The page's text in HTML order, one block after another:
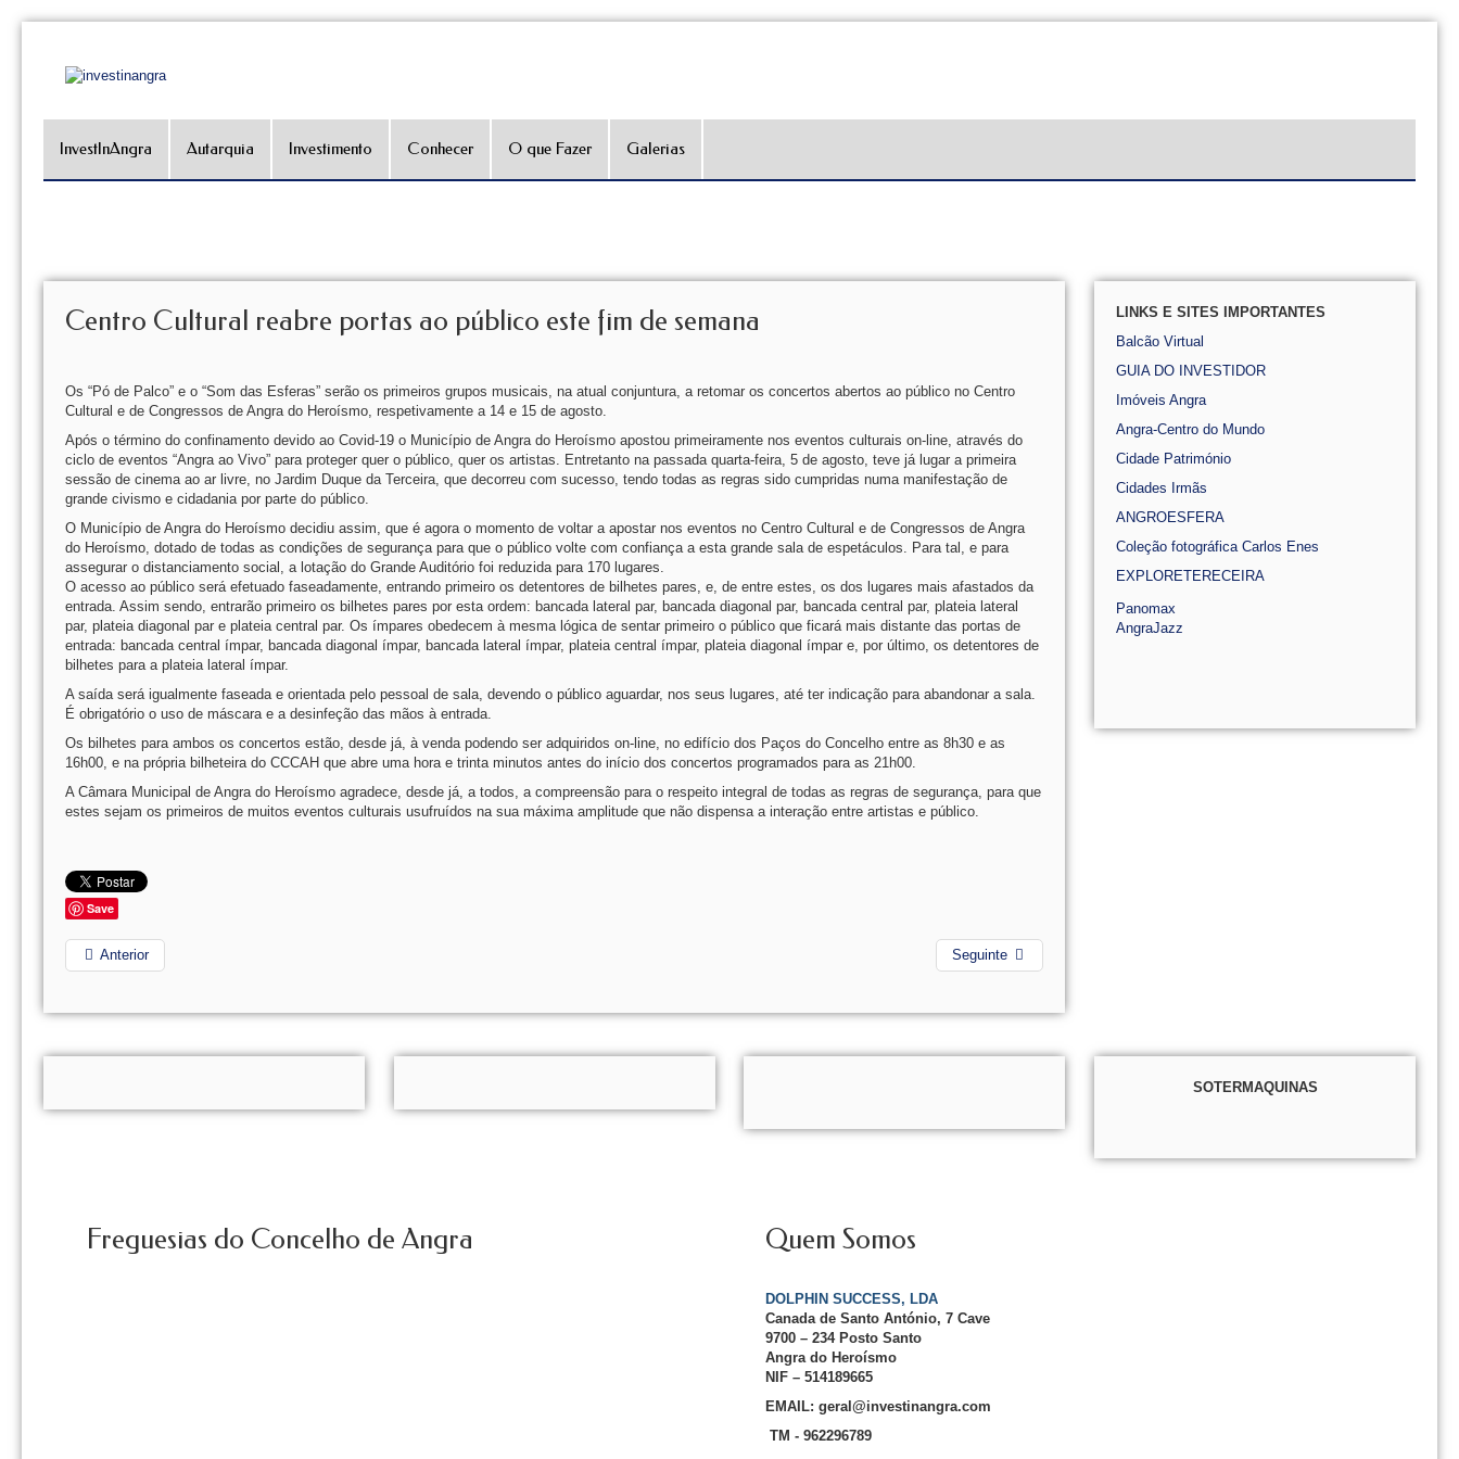
InvestInAngra Autarquia Investimento Conhecer O que Fazer Galerias
Centro Cultural reabre portas ao público este fim de semana
Os “Pó de Palco” e o “Som das Esferas” serão os primeiros grupos musicais, na atual conjuntura, a retomar os concertos abertos ao público no Centro
Cultural e de Congressos de Angra do Heroísmo, respetivamente a 14 e 15 de agosto.
Após o término do confinamento devido ao Covid-19 o Município de Angra do Heroísmo apostou primeiramente nos eventos culturais on-line, através do
ciclo de eventos “Angra ao Vivo” para proteger quer o público, quer os artistas. Entretanto na passada quarta-feira, 5 de agosto, teve já lugar a primeira
sessão de cinema ao ar livre, no Jardim Duque da Terceira, que decorreu com sucesso, tendo todas as regras sido cumpridas numa manifestação de
grande civismo e cidadania por parte do público.
O Município de Angra do Heroísmo decidiu assim, que é agora o momento de voltar a apostar nos eventos no Centro Cultural e de Congressos de Angra
do Heroísmo, dotado de todas as condições de segurança para que o público volte com confiança a esta grande sala de espetáculos. Para tal, e para
assegurar o distanciamento social, a lotação do Grande Auditório foi reduzida para 170 lugares.
O acesso ao público será efetuado faseadamente, entrando primeiro os detentores de bilhetes pares, e, de entre estes, os dos lugares mais afastados da
entrada. Assim sendo, entrarão primeiro os bilhetes pares por esta ordem: bancada lateral par, bancada diagonal par, bancada central par, plateia lateral
par, plateia diagonal par e plateia central par. Os ímpares obedecem à mesma lógica de sentar primeiro o público que ficará mais distante das portas de
entrada: bancada central ímpar, bancada diagonal ímpar, bancada lateral ímpar, plateia central ímpar, plateia diagonal ímpar e, por último, os detentores de
bilhetes para a plateia lateral ímpar.
A saída será igualmente faseada e orientada pelo pessoal de sala, devendo o público aguardar, nos seus lugares, até ter indicação para abandonar a sala.
É obrigatório o uso de máscara e a desinfeção das mãos à entrada.
Os bilhetes para ambos os concertos estão, desde já, à venda podendo ser adquiridos on-line, no edifício dos Paços do Concelho entre as 8h30 e as
16h00, e na própria bilheteira do CCCAH que abre uma hora e trinta minutos antes do início dos concertos programados para as 21h00.
A Câmara Municipal de Angra do Heroísmo agradece, desde já, a todos, a compreensão para o respeito integral de todas as regras de segurança, para que
estes sejam os primeiros de muitos eventos culturais usufruídos na sua máxima amplitude que não dispensa a interação entre artistas e público.
Save
Anterior Seguinte
LINKS E SITES IMPORTANTES
Balcão Virtual
GUIA DO INVESTIDOR
Imóveis Angra
Angra-Centro do Mundo
Cidade Património
Cidades Irmãs
ANGROESFERA
Coleção fotográfica Carlos Enes
EXPLORETERECEIRA
Panomax
AngraJazz
SOTERMAQUINAS
Freguesias do Concelho de Angra Quem Somos
DOLPHIN SUCCESS, LDA
Canada de Santo António, 7 Cave
9700 – 234 Posto Santo
Angra do Heroísmo
NIF – 514189665
EMAIL: geral@investinangra.com
TM - 962296789